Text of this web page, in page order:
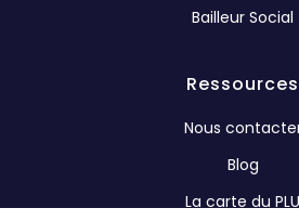
Bailleur Social
Ressources
Nous
Blog
La carte du PLU